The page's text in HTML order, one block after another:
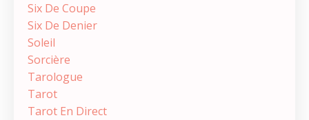
Six De Coupe
Six De Denier
Soleil
Sorcière
Tarologue
Tarot
Tarot En Direct